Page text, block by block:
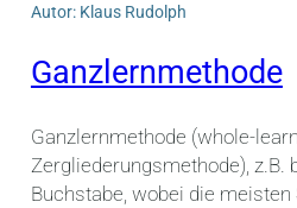
Autor: Klaus Rudolph
Ganzlernmethode
Ganzlernmethode (whole-
Zergliederungsmethode),
Buchstabe, wobei die